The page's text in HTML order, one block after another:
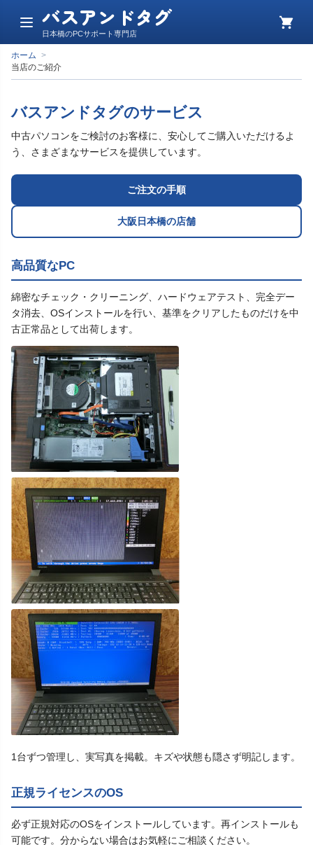
メ
ュ
ー
バスアンドタグ
日本橋のPCサポート専門店
カ
ホーム >
当店のご紹介
バスアンドタグのサービス
中古パソコンをご検討のお客様に、安心してご購入いただけるよ
う、さまざまなサービスを提供しています。
ご注文の手順
大阪日本橋の店舗
高品質なPC
綿密なチェック・クリーニング、ハードウェアテスト、完全デー
タ消去、OSインストールを行い、基準をクリアしたものだけを中
古正常品として出荷します。
1台ずつ管理し、実写真を掲載。キズや状態も隠さず明記します。
正規ライセンスのOS
必ず正規対応のOSをインストールしています。再インストールも
可能です。分からない場合はお気軽にご相談ください。